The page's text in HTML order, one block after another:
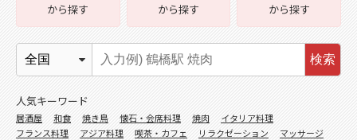
から探す
から探す
から探す
検索
人気キーワード
居酒屋 和食 焼き鳥 懐石・会席料理 焼肉
イタリア料理
フランス料理
アジア料理 喫茶・カフェ リラクゼーション
マッサージ